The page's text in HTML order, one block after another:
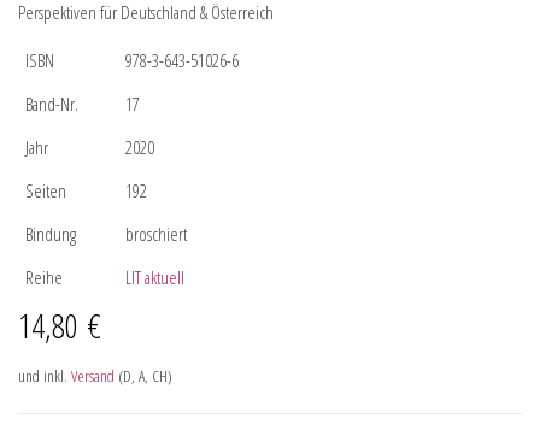
Perspektiven für Deutschland & Österreich
ISBN
978-3-643-51026-6
Band-Nr.
17
Jahr
2020
Seiten
192
Bindung
broschiert
Reihe
LIT aktuell
14,80 €
und inkl. Versand (D, A, CH)